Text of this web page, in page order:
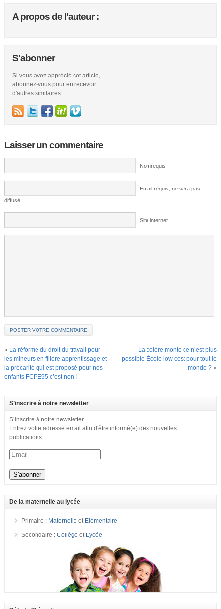
A propos de l'auteur :
S'abonner
Si vous avez apprécié cet article,
abonnez-vous pour en recevoir
d'autres similaires
Laisser un commentaire
Nomrequis
Email requis; ne sera pas
diffusé
Site internet
« La réforme du droit du travail pour
les mineurs en filière apprentissage et
la précarité qui est proposé pour nos
enfants FCPE95 c’est non !
La colère monte ce n’est plus
possible-École low cost pour tout le
monde ? »
S’inscrire à notre newsletter
S’inscrire à notre newsletter
Entrez votre adresse email afin d'être informé(e) des nouvelles
publications.
De la maternelle au lycée
Primaire : Maternelle et Elémentaire
Secondaire : Collège et Lycée